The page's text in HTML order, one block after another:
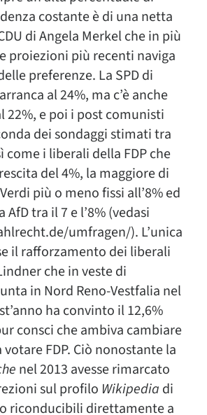
costante è di una netta
di Angela Merkel che in più
proiezioni più recenti naviga
preferenze. La SPD di
al 24%, ma c’è anche
22%, e poi i post comunisti
dei sondaggi stimati tra
come i liberali della FDP che
del 4%, la maggiore di
più o meno fissi all’8% ed
tra il 7 e l’8% (vedasi
umfragen/). L’unica
il rafforzamento dei liberali
che in veste di
in Nord Reno-Vestfalia nel
ha convinto il 12,6%
consci che ambiva cambiare
FDP. Ciò nonostante la
nel 2013 avesse rimarcato
sul profilo Wikipedia di
riconducibili direttamente a